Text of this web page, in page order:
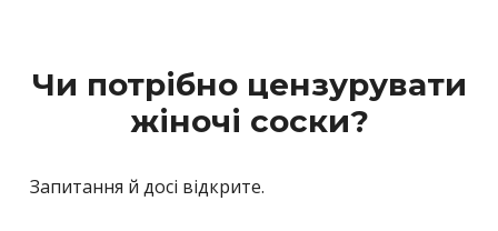
Чи потрібно цензурувати
жіночі соски?
Запитання й досі відкрите.